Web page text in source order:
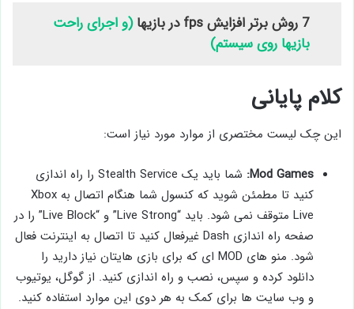
7 روش برتر افزایش fps در بازیها
(و اجرای راحت
بازیها روی سیستم)
کلام پایانی
این چک لیست مختصری از موارد مورد نیاز است:
Mod Games:
شما باید یک Stealth Service را راه ‌اندازی
کنید تا مطمئن شوید که کنسول شما هنگام اتصال به Xbox
Live متوقف نمی ‌شود. باید “Live Strong” و “Live Block” را در
صفحه راه اندازی Dash غیرفعال کنید تا اتصال به اینترنت فعال
شود. منو های MOD ای که برای بازی هایتان نیاز دارید را
دانلود کرده و سپس، نصب و راه اندازی کنید. از گوگل، یوتیوب
و وب سایت ها برای کمک به هر دوی این موارد استفاده کنید.